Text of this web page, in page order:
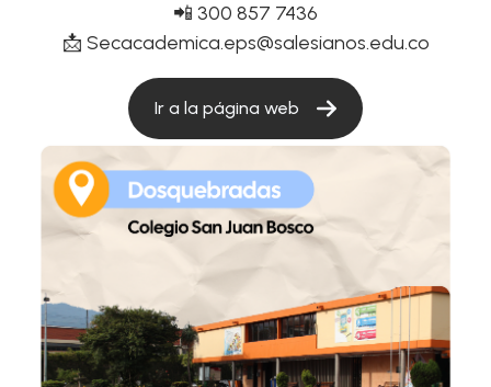
📲 300 857 7436
📩 Secacademica.eps@salesianos.edu.co
Ir a la página web